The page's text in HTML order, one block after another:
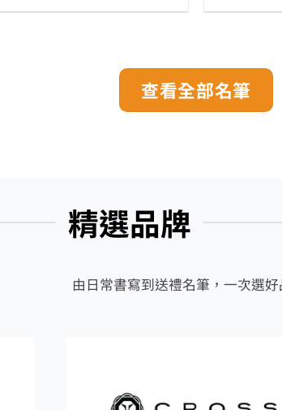
查看全部名筆
精選品牌
由日常書寫到送禮名筆，一次選好